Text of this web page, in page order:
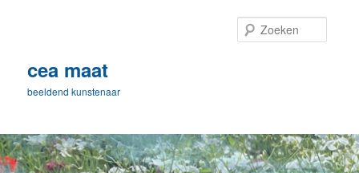
inhoudcea maat
beeldend kunstenaar